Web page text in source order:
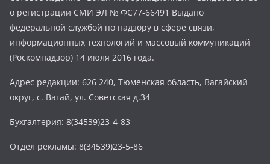
о регистрации СМИ ЭЛ № ФС77-66491 Выдано
федеральной службой по надзору в сфере связи,
информационных технологий и массовый коммуникаций
(Роскомнадзор) 14 июля 2016 года.
Адрес редакции: 626 240, Тюменская область, Вагайский
округ, с. Вагай, ул. Советская д.34
Бухгалтерия: 8(34539)23-4-83
Отдел рекламы: 8(34539)23-5-86